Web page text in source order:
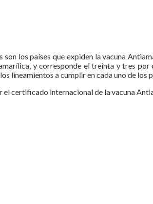
los países que expiden la vacuna
y corresponde el treinta y tres
lineamientos a cumplir en cada uno de
certificado internacional de la vacuna